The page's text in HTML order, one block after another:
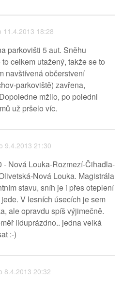
11.4.2013 18:28
parkovišti 5 aut. Sněhu
celkem utažený, takže se to
navštívená občerstvení
parkoviště) zavřena,
mžilo, po poledni
už pršelo víc.
9.4.2013 21:30
- Nová Louka-Rozmezí-Čihadla-
Nová Louka. Magistrála
stavu, sníh je i přes oteplení
V lesních úsecích je sem
ale opravdu spíš výjimečně.
liduprázdno.. jedna velká
:-)
8.4.2013 20:32